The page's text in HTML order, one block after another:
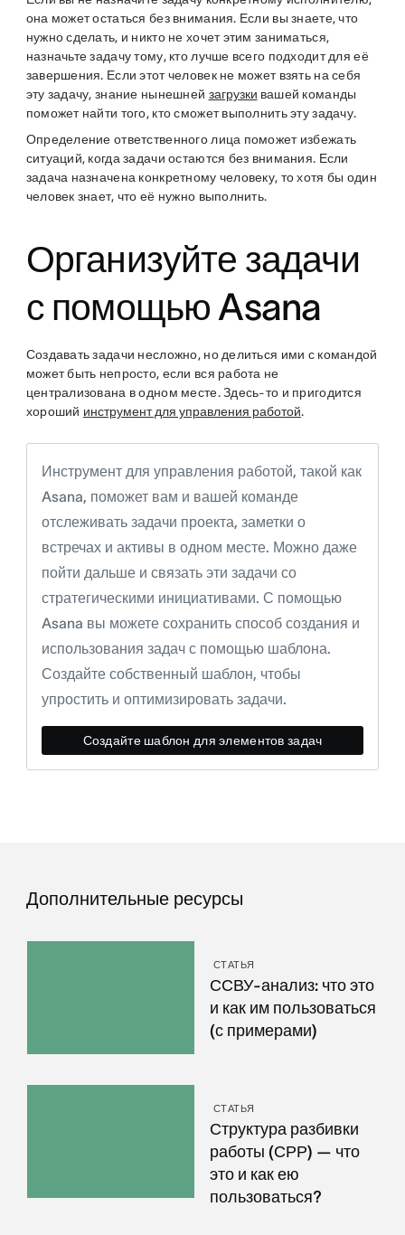
она может остаться без внимания. Если вы знаете, что
нужно сделать, и никто не хочет этим заниматься,
назначьте задачу тому, кто лучше всего подходит для её
завершения. Если этот человек не может взять на себя
эту задачу, знание нынешней загрузки вашей команды
поможет найти того, кто сможет выполнить эту задачу.
Определение ответственного лица поможет избежать
ситуаций, когда задачи остаются без внимания. Если
задача назначена конкретному человеку, то хотя бы один
человек знает, что её нужно выполнить.
Организуйте задачи
с помощью Asana
Создавать задачи несложно, но делиться ими с командой
может быть непросто, если вся работа не
централизована в одном месте. Здесь-то и пригодится
хороший инструмент для управления работой.
Инструмент для управления работой, такой как
Asana, поможет вам и вашей команде
отслеживать задачи проекта, заметки о
встречах и активы в одном месте. Можно даже
пойти дальше и связать эти задачи со
стратегическими инициативами. С помощью
Asana вы можете сохранить способ создания и
использования задач с помощью шаблона.
Создайте собственный шаблон, чтобы
упростить и оптимизировать задачи.
Создайте шаблон для элементов задач
Дополнительные ресурсы
СТАТЬЯ
ССВУ-анализ: что это
и как им пользоваться
(с примерами)
СТАТЬЯ
Структура разбивки
работы (СРР) — что
это и как ею
пользоваться?